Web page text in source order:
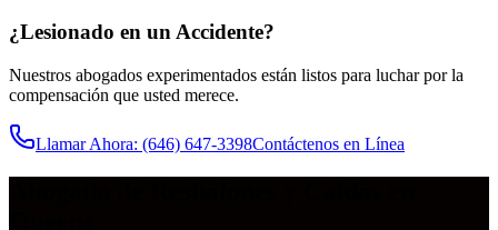
¿Lesionado en un Accidente?
Nuestros abogados experimentados están listos para luchar por la
compensación que usted merece.
Llamar Ahora: (646) 647-3398Contáctenos en Línea